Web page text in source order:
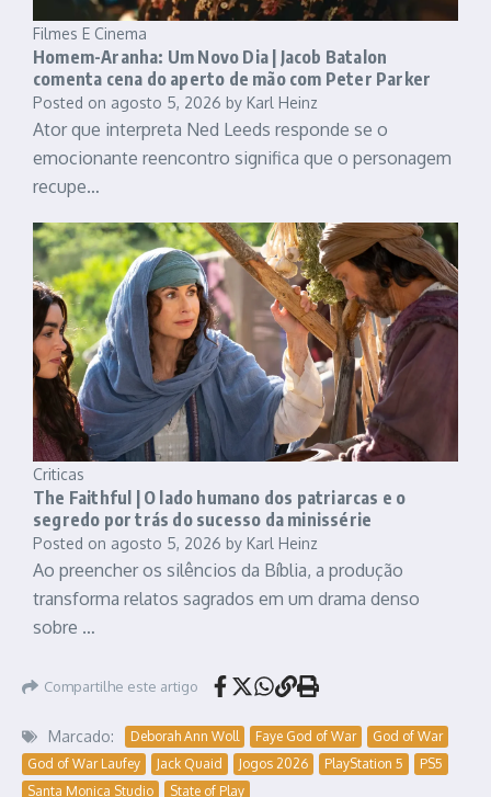
Filmes E Cinema
Homem-Aranha: Um Novo Dia | Jacob Batalon
comenta cena do aperto de mão com Peter Parker
Posted on agosto 5, 2026 by Karl Heinz
Ator que interpreta Ned Leeds responde se o
emocionante reencontro significa que o personagem
recupe…
Criticas
The Faithful | O lado humano dos patriarcas e o
segredo por trás do sucesso da minissérie
Posted on agosto 5, 2026 by Karl Heinz
Ao preencher os silêncios da Bíblia, a produção
transforma relatos sagrados em um drama denso
sobre …
Compartilhe este artigo
Marcado: Deborah Ann Woll Faye God of War
God of War
God of War Laufey
Jack Quaid Jogos 2026 PlayStation 5
PS5
Santa Monica Studio
State of Play